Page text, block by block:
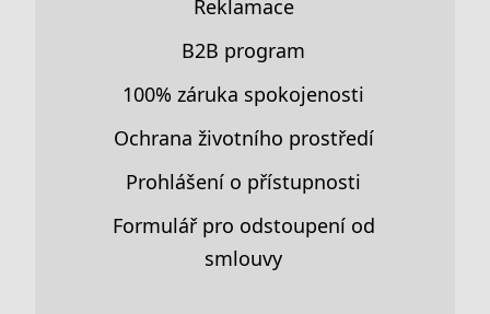
Reklamace
B2B program
100% záruka spokojenosti
Ochrana životního prostředí
Prohlášení o přístupnosti
Formulář pro odstoupení od
smlouvy